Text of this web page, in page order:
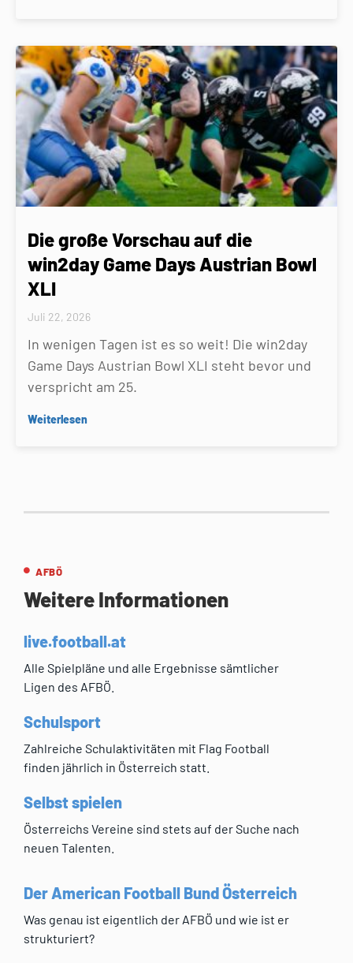
Die große Vorschau auf die
win2day Game Days Austrian Bowl
XLI
Juli 22, 2026
In wenigen Tagen ist es so weit! Die win2day
Game Days Austrian Bowl XLI steht bevor und
verspricht am 25.
Weiterlesen
AFBÖ
Weitere Informationen
live.football.at
Alle Spielpläne und alle Ergebnisse sämtlicher
Ligen des AFBÖ.
Schulsport
Zahlreiche Schulaktivitäten mit Flag Football
finden jährlich in Österreich statt.
Selbst spielen
Österreichs Vereine sind stets auf der Suche nach
neuen Talenten.
Der American Football Bund Österreich
Was genau ist eigentlich der AFBÖ und wie ist er
strukturiert?